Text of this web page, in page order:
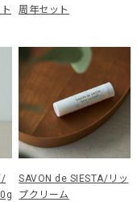
周年セット
/
SAVON de SIESTA/リッ
プクリーム